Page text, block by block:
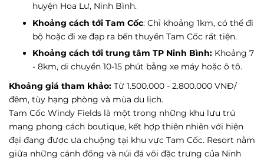
huyện Hoa Lư, Ninh Bình.
Khoảng cách tới Tam Cốc: Chỉ khoảng 1km, có thể đi
bộ hoặc đi xe đạp ra bến thuyền Tam Cốc rất tiện.
Khoảng cách tới trung tâm TP Ninh Bình: Khoảng 7
- 8km, di chuyển 10-15 phút bằng xe máy hoặc ô tô.
Khoảng giá tham khảo: Từ 1.500.000 - 2.800.000 VNĐ/
đêm, tùy hạng phòng và mùa du lịch.
Tam Cốc Windy Fields là một trong những khu lưu trú
mang phong cách boutique, kết hợp thiên nhiên với hiện
đại đang được ưa chuộng tại khu vực Tam Cốc. Resort nằm
giữa những cánh đồng và núi đá vôi đặc trưng của Ninh